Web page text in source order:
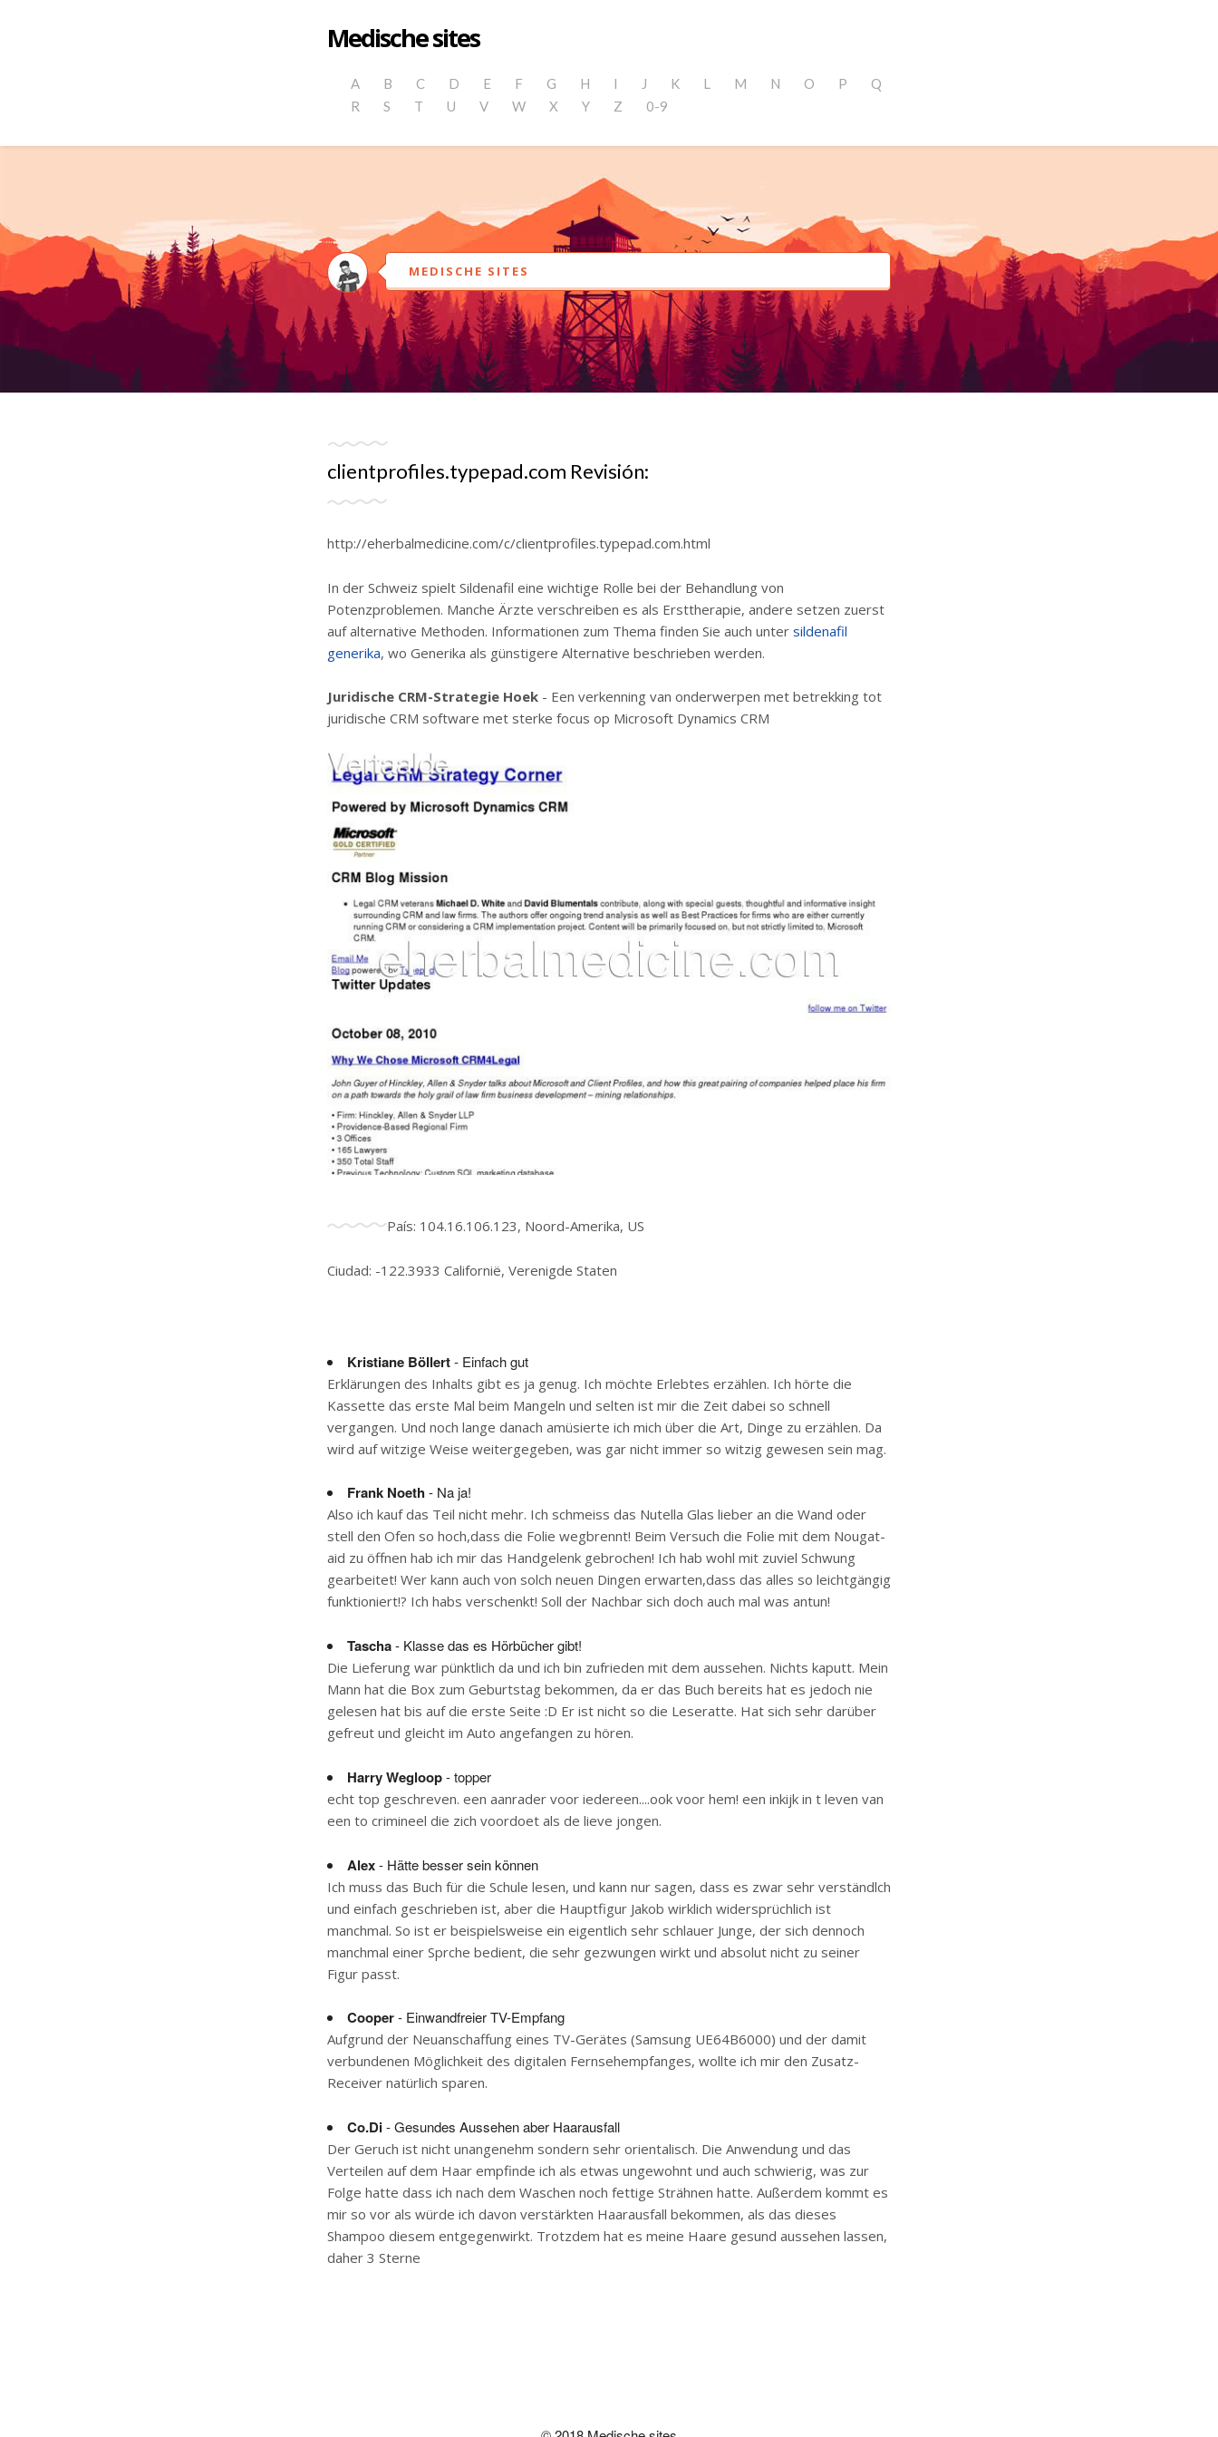
Medische sites
A B C D E F G H I J K L M N O P
Q
R
S T U V W X Y Z 0-9
MEDISCHE SITES
clientprofiles.typepad.com Revisión:
http://eherbalmedicine.com/c/clientprofiles.typepad.com.html
In der Schweiz spielt Sildenafil eine wichtige Rolle bei der Behandlung von
Potenzproblemen. Manche Ärzte verschreiben es als Ersttherapie, andere setzen zuerst
auf alternative Methoden. Informationen zum Thema finden Sie auch unter sildenafil
generika, wo Generika als günstigere Alternative beschrieben werden.
Juridische CRM-Strategie Hoek - Een verkenning van onderwerpen met betrekking tot
juridische CRM software met sterke focus op Microsoft Dynamics CRM
País: 104.16.106.123, Noord-Amerika, US
Ciudad: -122.3933 Californië, Verenigde Staten
Kristiane Böllert- Einfach gut
Erklärungen des Inhalts gibt es ja genug. Ich möchte Erlebtes erzählen. Ich hörte die
Kassette das erste Mal beim Mangeln und selten ist mir die Zeit dabei so schnell
vergangen. Und noch lange danach amüsierte ich mich über die Art, Dinge zu erzählen. Da
wird auf witzige Weise weitergegeben, was gar nicht immer so witzig gewesen sein mag.
Frank Noeth- Na ja!
Also ich kauf das Teil nicht mehr. Ich schmeiss das Nutella Glas lieber an die Wand oder
stell den Ofen so hoch,dass die Folie wegbrennt! Beim Versuch die Folie mit dem Nougat-
aid zu öffnen hab ich mir das Handgelenk gebrochen! Ich hab wohl mit zuviel Schwung
gearbeitet! Wer kann auch von solch neuen Dingen erwarten,dass das alles so leichtgängig
funktioniert!? Ich habs verschenkt! Soll der Nachbar sich doch auch mal was antun!
Tascha- Klasse das es Hörbücher gibt!
Die Lieferung war pünktlich da und ich bin zufrieden mit dem aussehen. Nichts kaputt. Mein
Mann hat die Box zum Geburtstag bekommen, da er das Buch bereits hat es jedoch nie
gelesen hat bis auf die erste Seite :D Er ist nicht so die Leseratte. Hat sich sehr darüber
gefreut und gleicht im Auto angefangen zu hören.
Harry Wegloop- topper
echt top geschreven. een aanrader voor iedereen....ook voor hem! een inkijk in t leven van
een to crimineel die zich voordoet als de lieve jongen.
Alex- Hätte besser sein können
Ich muss das Buch für die Schule lesen, und kann nur sagen, dass es zwar sehr verständlch
und einfach geschrieben ist, aber die Hauptfigur Jakob wirklich widersprüchlich ist
manchmal. So ist er beispielsweise ein eigentlich sehr schlauer Junge, der sich dennoch
manchmal einer Sprche bedient, die sehr gezwungen wirkt und absolut nicht zu seiner
Figur passt.
Cooper- Einwandfreier TV-Empfang
Aufgrund der Neuanschaffung eines TV-Gerätes (Samsung UE64B6000) und der damit
verbundenen Möglichkeit des digitalen Fernsehempfanges, wollte ich mir den Zusatz-
Receiver natürlich sparen.
Co.Di- Gesundes Aussehen aber Haarausfall
Der Geruch ist nicht unangenehm sondern sehr orientalisch. Die Anwendung und das
Verteilen auf dem Haar empfinde ich als etwas ungewohnt und auch schwierig, was zur
Folge hatte dass ich nach dem Waschen noch fettige Strähnen hatte. Außerdem kommt es
mir so vor als würde ich davon verstärkten Haarausfall bekommen, als das dieses
Shampoo diesem entgegenwirkt. Trotzdem hat es meine Haare gesund aussehen lassen,
daher 3 Sterne